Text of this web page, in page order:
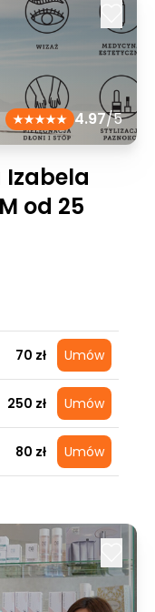
4.97/5
Izabela
od 25
70 zł Umów
250 zł Umów
80 zł Umów